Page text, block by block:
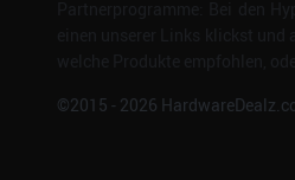
©2015 - 2026